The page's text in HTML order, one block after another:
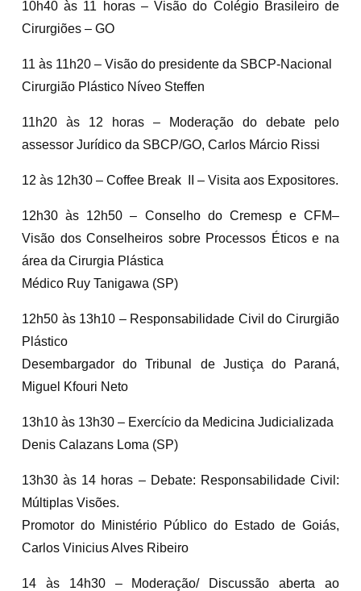
10h40 às 11 horas – Visão do Colégio Brasileiro de
Cirurgiões – GO
11 às 11h20 – Visão do presidente da SBCP-Nacional
Cirurgião Plástico Níveo Steffen
11h20 às 12 horas – Moderação do debate pelo
assessor Jurídico da SBCP/GO, Carlos Márcio Rissi
12 às 12h30 – Coffee Break II – Visita aos Expositores.
12h30 às 12h50 – Conselho do Cremesp e CFM–
Visão dos Conselheiros sobre Processos Éticos e na
área da Cirurgia Plástica
Médico Ruy Tanigawa (SP)
12h50 às 13h10 – Responsabilidade Civil do Cirurgião
Plástico
Desembargador do Tribunal de Justiça do Paraná,
Miguel Kfouri Neto
13h10 às 13h30 – Exercício da Medicina Judicializada
Denis Calazans Loma (SP)
13h30 às 14 horas – Debate: Responsabilidade Civil:
Múltiplas Visões.
Promotor do Ministério Público do Estado de Goiás,
Carlos Vinicius Alves Ribeiro
14 às 14h30 – Moderação/ Discussão aberta ao